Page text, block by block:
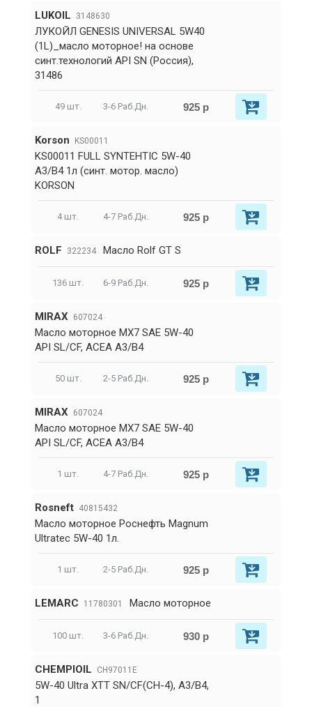
LUKOIL 3148630
ЛУКОЙЛ GENESIS UNIVERSAL 5W40
(1L)_масло моторное! на основе
синт.технологий API SN (Россия),
31486
49 шт. 3-6 Раб.Дн. 925 р
Korson KS00011
KS00011 FULL SYNTEHTIC 5W-40
A3/B4 1л (синт. мотор. масло)
KORSON
4 шт. 4-7 Раб.Дн. 925 р
ROLF 322234 Масло Rolf GT S
136 шт. 6-9 Раб.Дн. 925 р
MIRAX 607024
Масло моторное MX7 SAE 5W-40
API SL/CF, ACEA A3/B4
50 шт. 2-5 Раб.Дн. 925 р
MIRAX 607024
Масло моторное MX7 SAE 5W-40
API SL/CF, ACEA A3/B4
1 шт. 4-7 Раб.Дн. 925 р
Rosneft 40815432
Масло моторное Роснефть Magnum
Ultratec 5W-40 1л.
1 шт. 2-5 Раб.Дн. 925 р
LEMARC 11780301 Масло моторное
100 шт. 3-6 Раб.Дн. 930 р
CHEMPIOIL CH97011E
5W-40 Ultra XTT SN/CF(CH-4), A3/B4,
1